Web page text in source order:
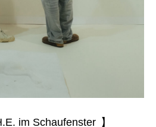
im Schaufenster 】